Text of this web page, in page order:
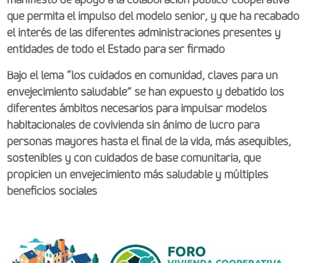
que permita el impulso del modelo senior, y que ha recabado
el interés de las diferentes administraciones presentes y
entidades de todo el Estado para ser firmado
Bajo el lema “los cuidados en comunidad, claves para un
envejecimiento saludable” se han expuesto y debatido los
diferentes ámbitos necesarios para impulsar modelos
habitacionales de covivienda sin ánimo de lucro para
personas mayores hasta el final de la vida, más asequibles,
sostenibles y con cuidados de base comunitaria, que
propicien un envejecimiento más saludable y múltiples
beneficios sociales